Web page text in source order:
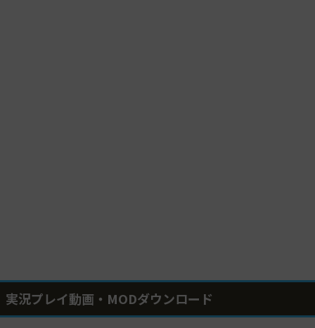
実況プレイ動画・MODダウンロード